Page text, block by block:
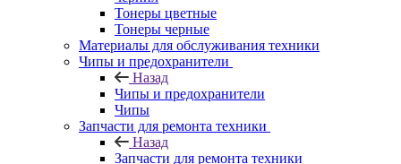
Тонеры цветные
Тонеры черные
Материалы для обслуживания техники
Чипы и предохранители
Назад
Чипы и предохранители
Чипы
Запчасти для ремонта техники
Назад
Запчасти для ремонта техники